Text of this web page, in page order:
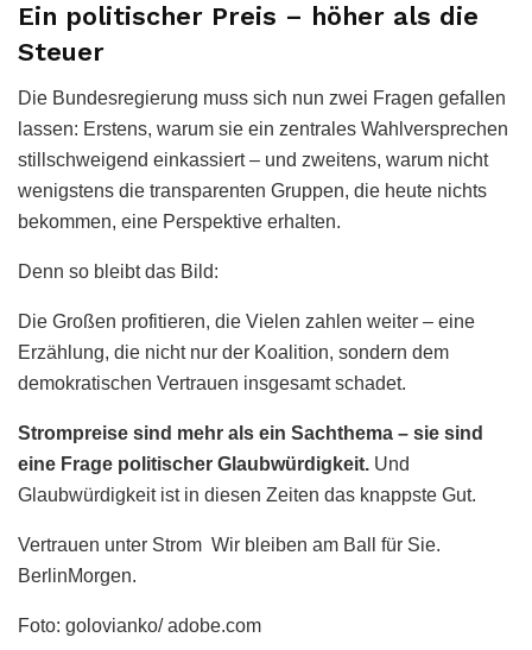
Ein politischer Preis – höher als die
Steuer
Die Bundesregierung muss sich nun zwei Fragen gefallen
lassen: Erstens, warum sie ein zentrales Wahlversprechen
stillschweigend einkassiert – und zweitens, warum nicht
wenigstens die transparenten Gruppen, die heute nichts
bekommen, eine Perspektive erhalten.
Denn so bleibt das Bild:
Die Großen profitieren, die Vielen zahlen weiter – eine
Erzählung, die nicht nur der Koalition, sondern dem
demokratischen Vertrauen insgesamt schadet.
Strompreise sind mehr als ein Sachthema – sie sind
eine Frage politischer Glaubwürdigkeit. Und
Glaubwürdigkeit ist in diesen Zeiten das knappste Gut.
Vertrauen unter Strom Wir bleiben am Ball für Sie.
BerlinMorgen.
Foto: golovianko/ adobe.com